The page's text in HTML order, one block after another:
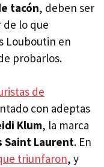
tacón, deben ser
de lo que
Louboutin en
probarlos.
de
con adeptas
Klum, la marca
Saint Laurent. En
triunfaron, y